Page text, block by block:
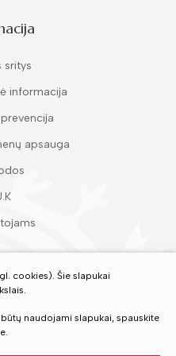
sritys
informacija
apsauga
paslaugas
cookies). Šie slapukai
naudojami slapukai, spauskite